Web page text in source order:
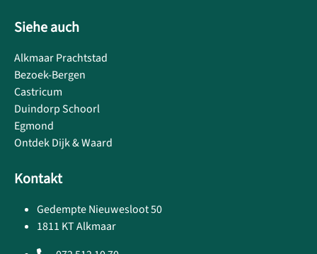
Siehe auch
Alkmaar Prachtstad
Bezoek-Bergen
Castricum
Duindorp Schoorl
Egmond
Ontdek Dijk & Waard
Kontakt
Gedempte Nieuwesloot 50
1811 KT Alkmaar